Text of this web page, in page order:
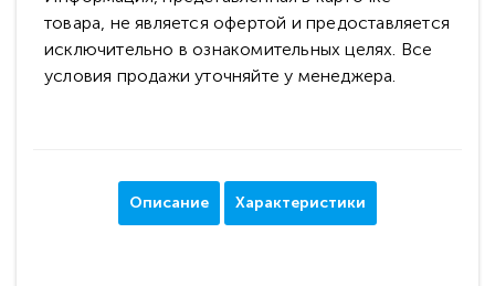
товара, не является офертой и предоставляется
исключительно в ознакомительных целях. Все
условия продажи уточняйте у менеджера.
Описание Характеристики